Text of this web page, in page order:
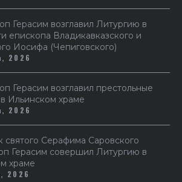
Герасим возглавил Литургию в
епископа Владикавказского и
Иосифа (Чепиговского)
2026
Герасим возглавил престольные
Ильинском храме
2026
святого Серафима Саровского
Герасим совершил Литургию в
храме
2026